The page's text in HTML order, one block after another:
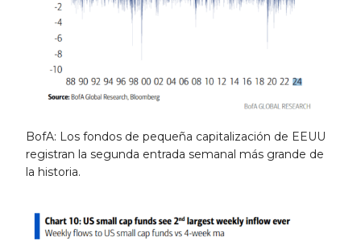
BofA: Los fondos de pequeña capitalización de EEUU
registran la segunda entrada semanal más grande de
la historia.